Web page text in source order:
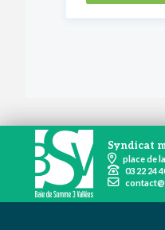
Syndicat
place de
03 22 24